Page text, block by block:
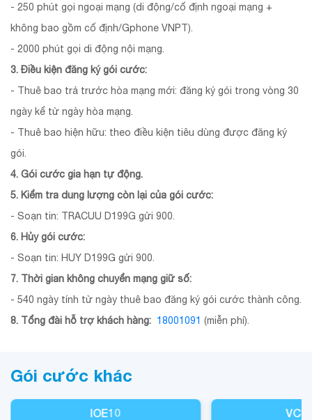
- 250 phút gọi ngoại mạng (di động/cố định ngoại mạng +
không bao gồm cố định/Gphone VNPT).
- 2000 phút gọi di động nội mạng.
3. Điều kiện đăng ký gói cước:
- Thuê bao trả trước hòa mạng mới: đăng ký gói trong vòng 30
ngày kể từ ngày hòa mạng.
- Thuê bao hiện hữu: theo điều kiện tiêu dùng được đăng ký
gói.
4. Gói cước gia hạn tự động.
5. Kiểm tra dung lượng còn lại của gói cước:
- Soạn tin: TRACUU D199G gửi 900.
6. Hủy gói cước:
- Soạn tin: HUY D199G gửi 900.
7. Thời gian không chuyển mạng giữ số:
- 540 ngày tính từ ngày thuê bao đăng ký gói cước thành công.
8. Tổng đài hỗ trợ khách hàng: 18001091 (miễn phí).
Gói cước khác
IOE10